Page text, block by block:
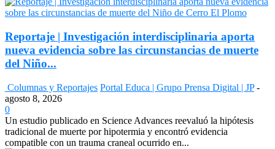
Reportaje | Investigación interdisciplinaria aporta
nueva evidencia sobre las circunstancias de muerte
del Niño...
Columnas y Reportajes Portal Educa | Grupo Prensa Digital | JP -
agosto 8, 2026
0
Un estudio publicado en Science Advances reevaluó la hipótesis
tradicional de muerte por hipotermia y encontró evidencia
compatible con un trauma craneal ocurrido en...